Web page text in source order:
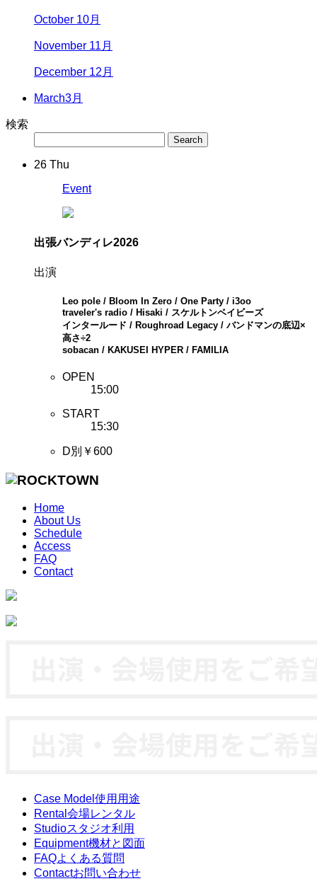
October 10月
November 11月
December 12月
March3月
検索
26 Thu
Event
出張バンディレ2026
出演
Leo pole / Bloom In Zero / One Party / i3oo
traveler's radio / Hisaki / スケルトンベイビーズ
インタールード / Roughroad Legacy / バンドマンの底辺×
高さ÷2
sobacan / KAKUSEI HYPER / FAMILIA
OPEN
15:00
START
15:30
D別￥600
Home
About Us
Schedule
Access
FAQ
Contact
Case Model 使用用途
Rental 会場レンタル
Studioスタジオ利用
Equipment機材と図面
FAQよくある質問
Contactお問い合わせ